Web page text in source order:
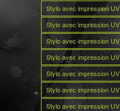
Stylo avec impression
Stylo avec impression
Stylo avec impression
Stylo avec impression
Stylo avec impression
Stylo avec impression
Stylo avec impression